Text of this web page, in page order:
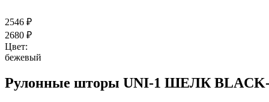
2546 ₽
2680 ₽
Цвет:
бежевый
Рулонные шторы UNI-1 ШЕЛК BLACK-